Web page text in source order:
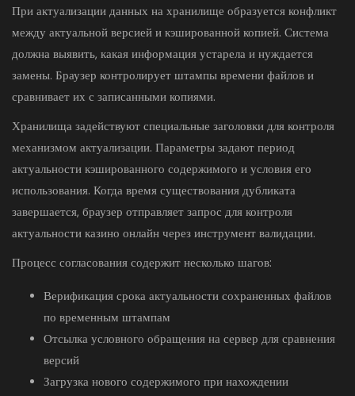
При актуализации данных на хранилище образуется конфликт
между актуальной версией и кэшированной копией. Система
должна выявить, какая информация устарела и нуждается
замены. Браузер контролирует штампы времени файлов и
сравнивает их с записанными копиями.
Хранилища задействуют специальные заголовки для контроля
механизмом актуализации. Параметры задают период
актуальности кэшированного содержимого и условия его
использования. Когда время существования дубликата
завершается, браузер отправляет запрос для контроля
актуальности казино онлайн через инструмент валидации.
Процесс согласования содержит несколько шагов:
Верификация срока актуальности сохраненных файлов
по временным штампам
Отсылка условного обращения на сервер для сравнения
версий
Загрузка нового содержимого при нахождении